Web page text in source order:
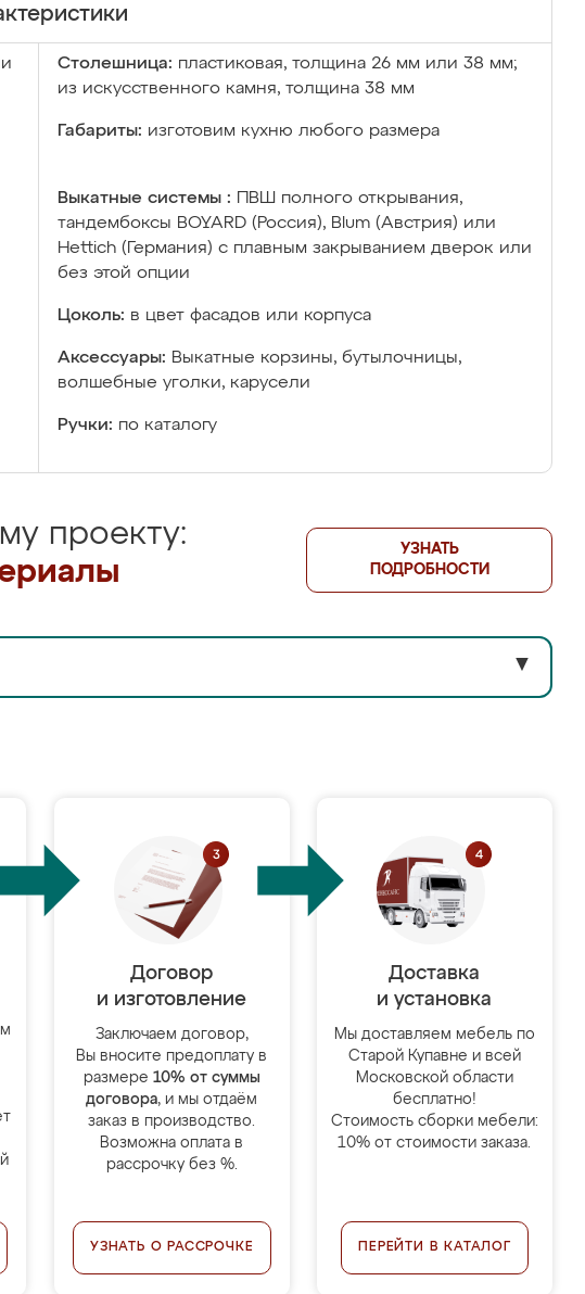
Столешница: пластиковая, толщина 26 мм или 38 мм;
из искусственного камня, толщина 38 мм
Габариты: изготовим кухню любого размера
Выкатные системы :
ПВШ полного открывания,
тандембоксы BOYARD (Россия), Blum (Австрия) или
Hettich (Германия) с плавным закрыванием дверок или
без этой опции
Цоколь: в цвет фасадов или корпуса
Аксессуары: Выкатные корзины, бутылочницы,
волшебные уголки, карусели
Ручки: по каталогу
проекту:
УЗНАТЬ
ПОДРОБНОСТИ
▼
Договор
и изготовление
Заключаем договор,
Вы вносите предоплату в
размере 10% от суммы
договора, и мы отдаём
заказ в производство.
Возможна оплата в
рассрочку без %.
УЗНАТЬ О РАССРОЧКЕ
Доставка
и установка
Мы доставляем мебель по
Старой Купавне и всей
Московской области
бесплатно!
Стоимость сборки мебели:
10% от стоимости заказа.
ПЕРЕЙТИ В КАТАЛОГ